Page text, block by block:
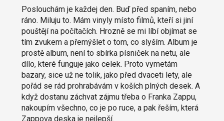
Poslouchám je každej den. Buď před spaním, nebo
ráno. Miluju to. Mám vinyly místo filmů, kteří si jiní
pouštějí na počítačích. Hrozně se mi líbí objímat se
tím zvukem a přemýšlet o tom, co slyším. Album je
prostě album, není to sbírka písniček na netu, ale
dílo, které funguje jako celek. Proto vymetám
bazary, sice už ne tolik, jako před dvaceti lety, ale
pořád se rád prohrabávám v koších plných desek. A
když dostanu záchvat zájmu třeba o Franka Zappu,
nakoupím všechno, co je po ruce, a pak řeším, která
Zappova deska je nejlepší.